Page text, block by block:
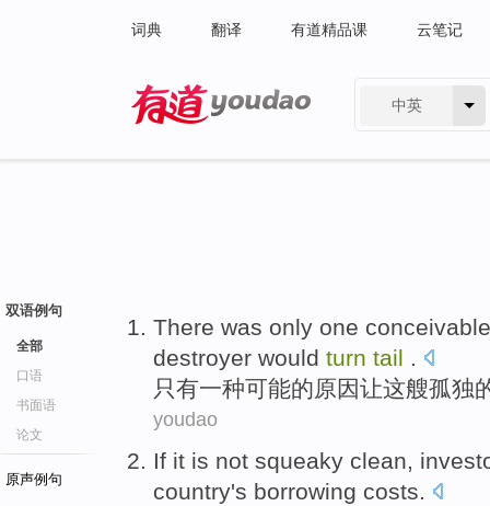
词典 翻译 有道精品课 云笔记
中英
双语例句
全部
口语
书面语
论文
原声例句
There was only one conceivable
destroyer would turn tail .
只有一种可能的原因让这艘孤独
youdao
If it is not squeaky clean,
country's borrowing costs.